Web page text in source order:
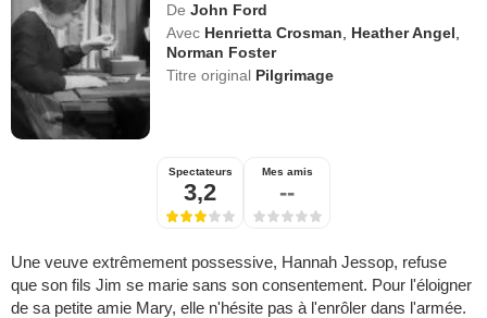
De John Ford
Avec Henrietta Crosman, Heather Angel,
Norman Foster
Titre original Pilgrimage
Spectateurs
3,2
Mes amis
--
Une veuve extrêmement possessive, Hannah Jessop, refuse
que son fils Jim se marie sans son consentement. Pour l'éloigner
de sa petite amie Mary, elle n'hésite pas à l'enrôler dans l'armée.